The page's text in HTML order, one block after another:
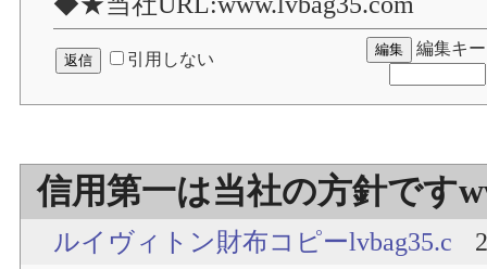
引用しない
編集キー
信用第一は当社の方針です
ルイヴィトン財布コピーlvbag35.c